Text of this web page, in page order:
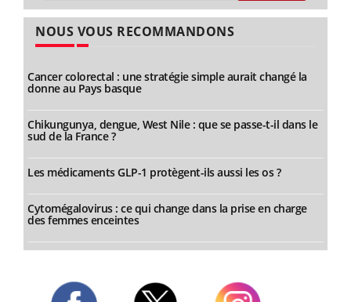
NOUS VOUS RECOMMANDONS
Cancer colorectal : une stratégie simple aurait changé la
donne au Pays basque
Chikungunya, dengue, West Nile : que se passe-t-il dans le
sud de la France ?
Les médicaments GLP-1 protègent-ils aussi les os ?
Cytomégalovirus : ce qui change dans la prise en charge
des femmes enceintes